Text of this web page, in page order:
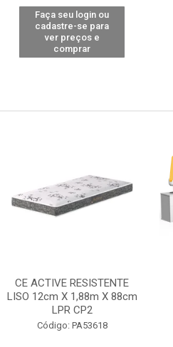
Faça seu login ou
cadastre-se para
ver preços e
comprar
CE ACTIVE RESISTENTE
LISO 12cm X 1,88m X 88cm
LPR CP2
Código: PA53618